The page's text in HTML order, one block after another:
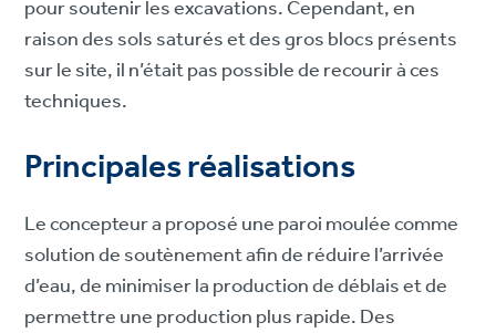
pour soutenir les excavations. Cependant, en
raison des sols saturés et des gros blocs présents
sur le site, il n’était pas possible de recourir à ces
techniques.
Principales réalisations
Le concepteur a proposé une paroi moulée comme
solution de soutènement afin de réduire l’arrivée
d’eau, de minimiser la production de déblais et de
permettre une production plus rapide. Des